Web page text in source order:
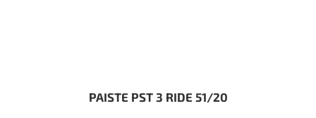
PAISTE PST 3 RIDE 51/20